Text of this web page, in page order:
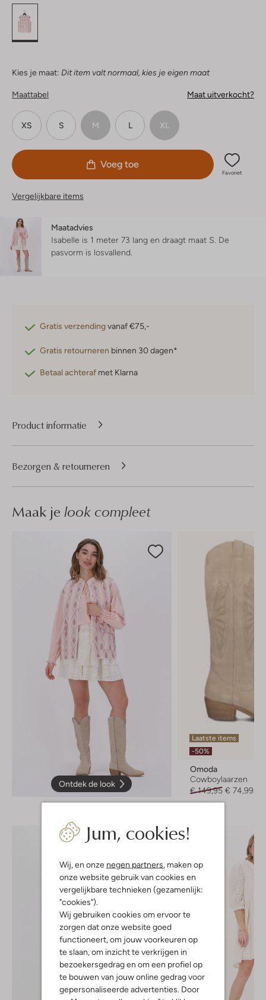
Jum, cookies!
Wij, en onze negen partners , maken op
onze website gebruik van cookies en
vergelijkbare technieken (gezamenlijk:
"cookies").
Wij gebruiken cookies om ervoor te
zorgen dat onze website goed
functioneert, om jouw voorkeuren op
te slaan, om inzicht te verkrijgen in
bezoekersgedrag en om een profiel op
te bouwen van jouw online gedrag voor
gepersonaliseerde advertenties. Door
Kies je maat: Dit item valt normaal, kies je eigen maat
Maattabel Maat uitverkocht?
XS S M L XL
Voeg toe
Favoriet
Vergelijkbare items
Maatadvies
Isabelle is 1 meter 73 lang en draagt maat S. De
pasvorm is losvallend
Gratis verzendingvanaf €75,-
Gratis retourneren binnen 30 dagen*
Betaal achteraf met Klarna
Product informatie
Bezorgen & retourneren
Maak je look compleet
Ontdek de look
Laatste items
-50%
Omoda
Cowboylaarzen
€ 149,95 € 74,99